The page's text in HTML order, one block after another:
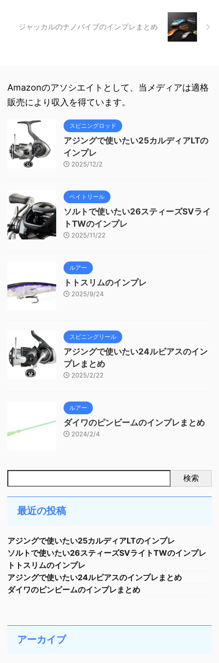
ジャッカルのナノバイブのインプレまとめ
Amazonのアソシエイトとして、当メディアは適格
販売により収入を得ています。
スピニングロッド
アジングで使いたい25カルディアLTの
インプレ
2025/12/2
ベイトリール
ソルトで使いたい26スティーズSVライ
トTWのインプレ
2025/11/22
ルアー
トトスリムのインプレ
2025/9/24
スピニングリール
アジングで使いたい24ルビアスのイン
プレまとめ
2025/2/22
ルアー
ダイワのピンビームのインプレまとめ
2024/2/4
検索
最近の投稿
アジングで使いたい25カルディアLTのインプレ
ソルトで使いたい26スティーズSVライトTWのインプレ
トトスリムのインプレ
アジングで使いたい24ルビアスのインプレまとめ
ダイワのピンビームのインプレまとめ
アーカイブ